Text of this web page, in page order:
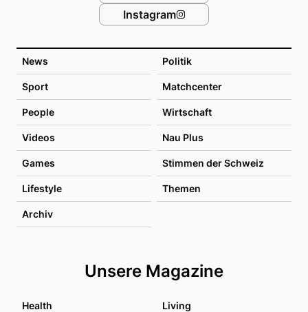
News Politik
Sport Matchcenter
People Wirtschaft
Videos Nau Plus
Games Stimmen der Schweiz
Lifestyle Themen
Archiv
Unsere Magazine
Health Living
Instagram